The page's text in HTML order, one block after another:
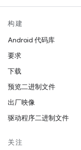
构建
Android 代码库
要求
下载
预览二进制文件
出厂映像
驱动程序二进制文件
关注